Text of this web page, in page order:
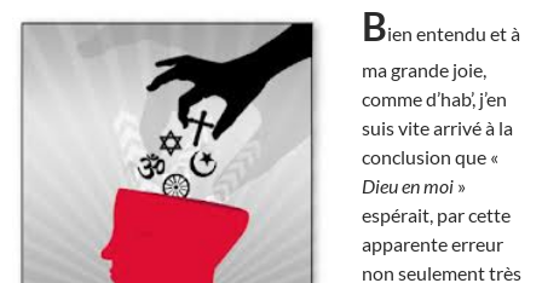
Bien entendu et à
ma grande joie,
comme d’hab’, j’en
suis vite arrivé à la
conclusion que «
Dieu en moi »
espérait, par cette
apparente erreur
non seulement très